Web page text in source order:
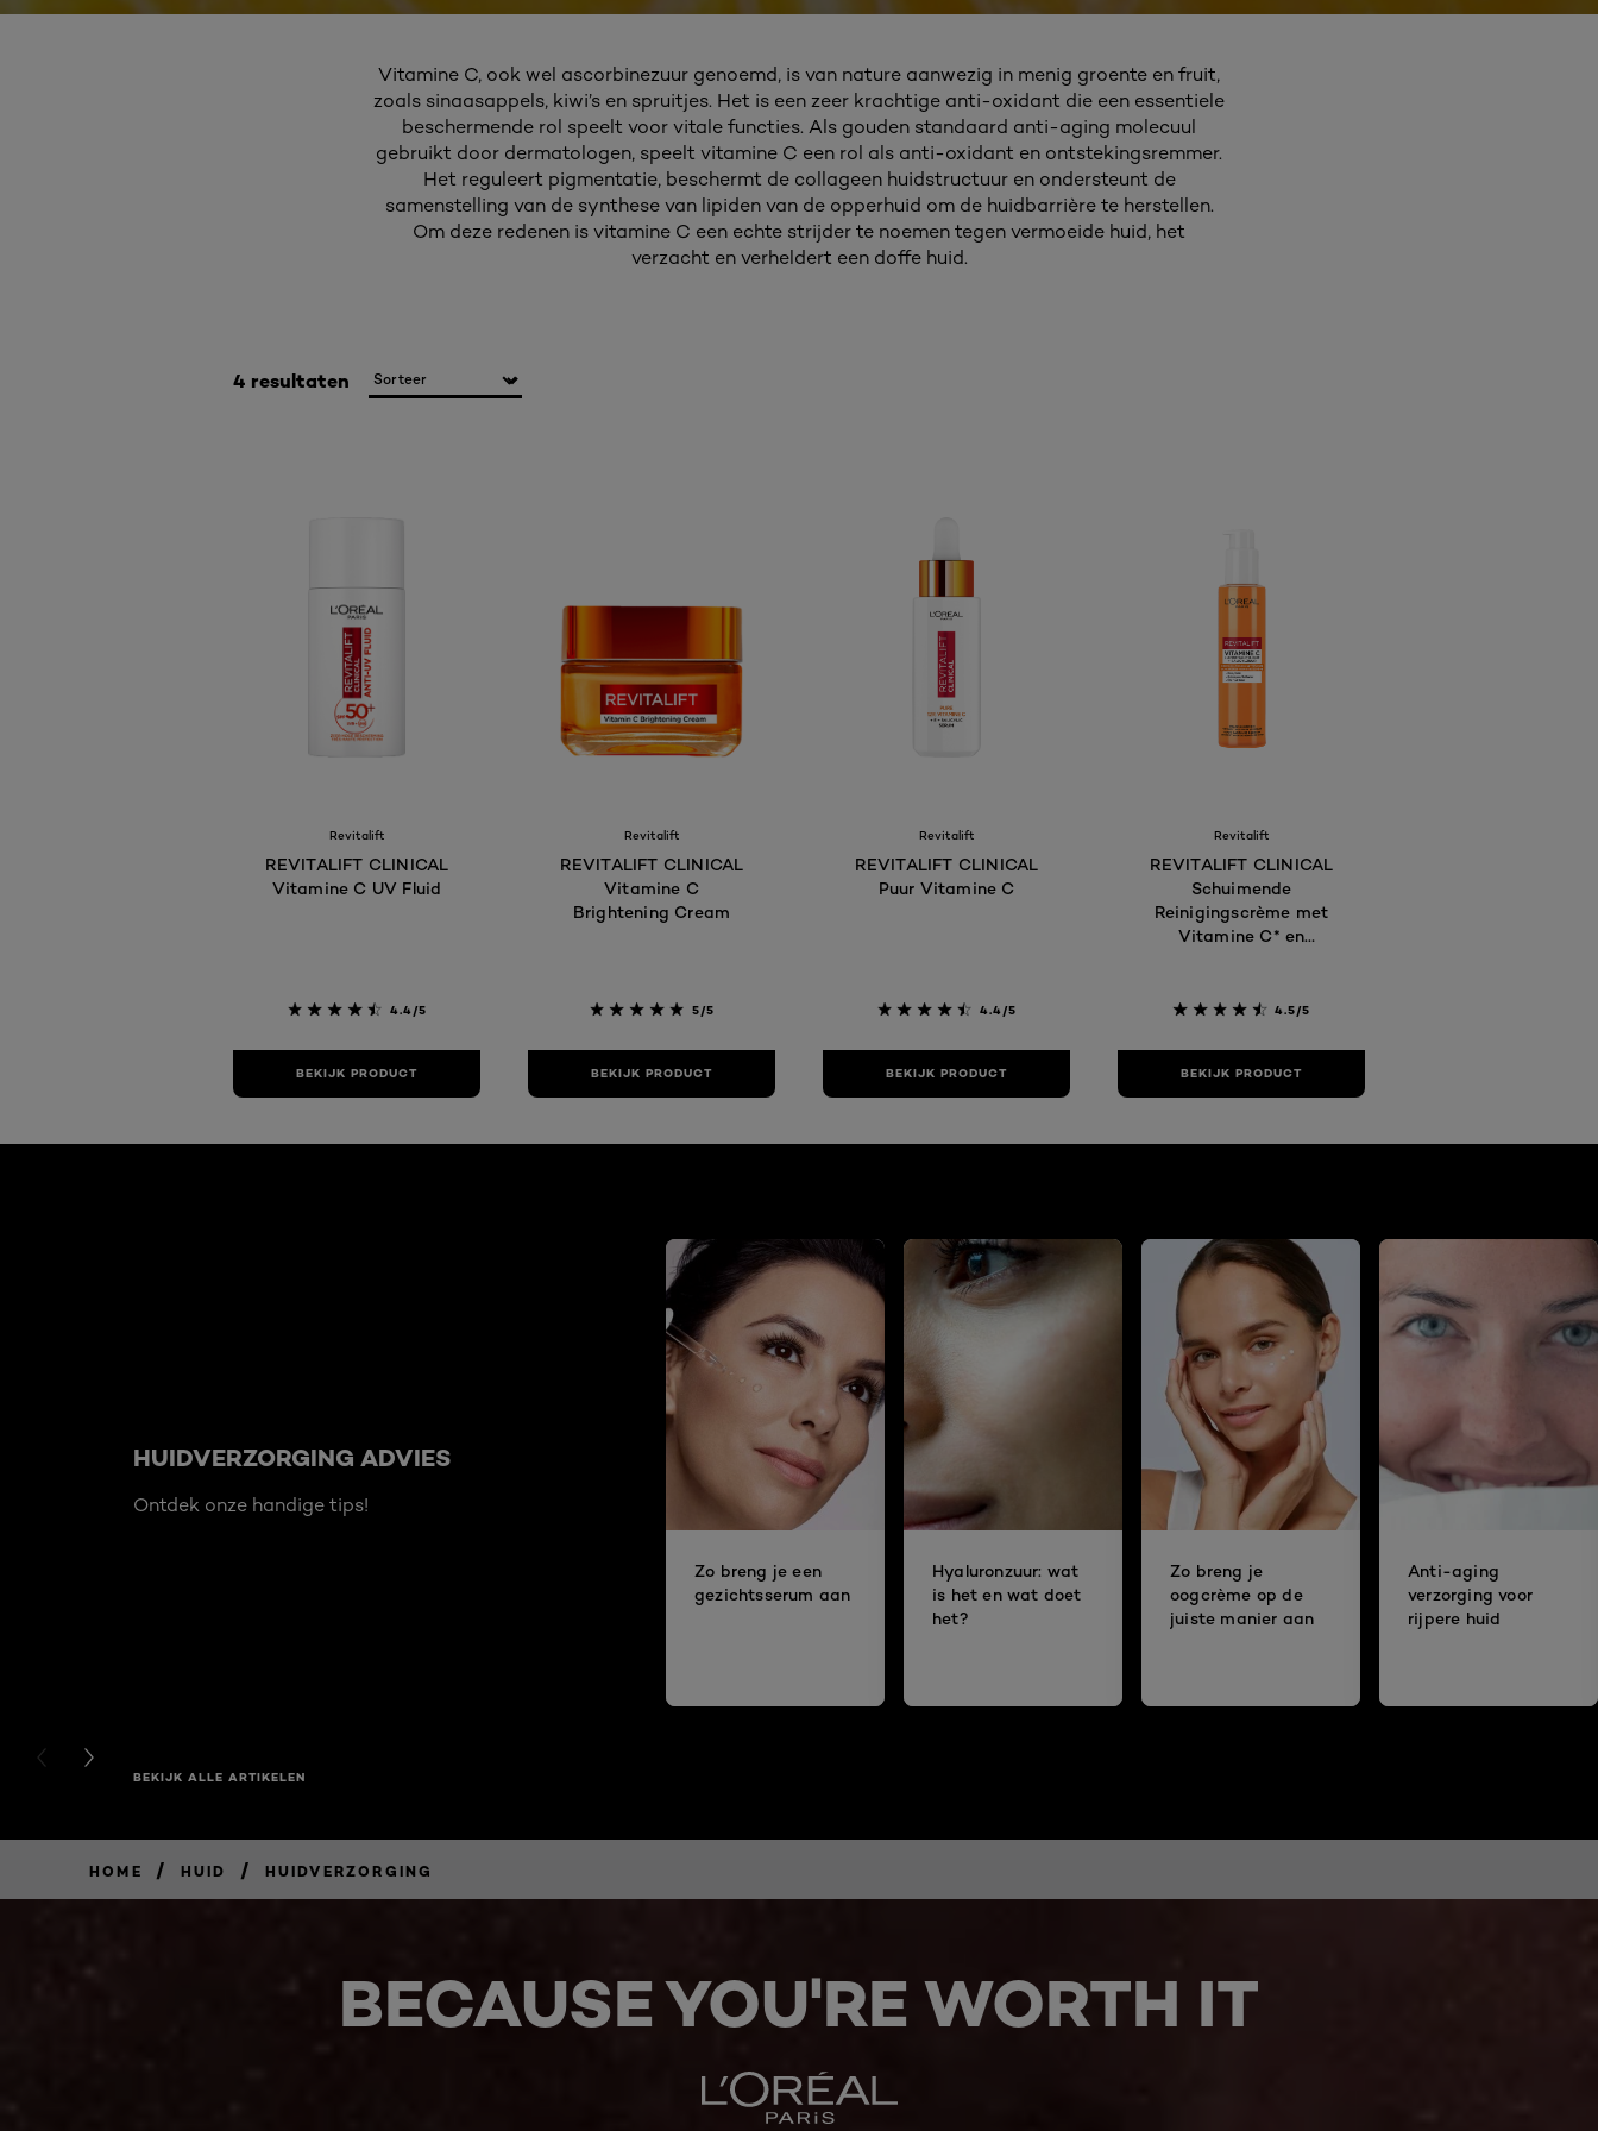
Vitamine C, ook wel ascorbinezuur genoemd, is van nature aanwezig in menig groente en fruit,
zoals sinaasappels, kiwi’s en spruitjes. Het is een zeer krachtige anti-oxidant die een essentiele
beschermende rol speelt voor vitale functies. Als gouden standaard anti-aging molecuul
gebruikt door dermatologen, speelt vitamine C een rol als anti-oxidant en ontstekingsremmer.
Het reguleert pigmentatie, beschermt de collageen huidstructuur en ondersteunt de
samenstelling van de synthese van lipiden van de opperhuid om de huidbarrière te herstellen.
Om deze redenen is vitamine C een echte strijder te noemen tegen vermoeide huid, het
verzacht en verheldert een doffe huid.
4 resultaten
Revitalift
REVITALIFT CLINICAL
Vitamine C UV Fluid
4.4/5
BEKIJK PRODUCT
Revitalift
REVITALIFT CLINICAL
Vitamine C
Brightening Cream
5/5
BEKIJK PRODUCT
Revitalift
REVITALIFT CLINICAL
Puur Vitamine C
4.4/5
BEKIJK PRODUCT
Revitalift
REVITALIFT CLINICAL
Schuimende
Reinigingscrème met
Vitamine C* en
4.5/5
BEKIJK PRODUCT
HUIDVERZORGING ADVIES
Ontdek onze handige tips!
Zo breng je een
gezichtsserum aan
Hyaluronzuur: wat
is het en wat doet
het?
Zo breng je
oogcrème op de
juiste manier aan
Anti-aging
verzorging voor
rijpere huid
PREVIOUS CARD
NEXT CARD
BEKIJK ALLE ARTIKELEN
HOME / HUID / HUIDVERZORGING
BECAUSE YOU'RE WORTH IT